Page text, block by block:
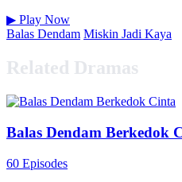
▶ Play Now
Balas Dendam Miskin Jadi Kaya
Related Dramas
Balas Dendam Berkedok
60 Episodes